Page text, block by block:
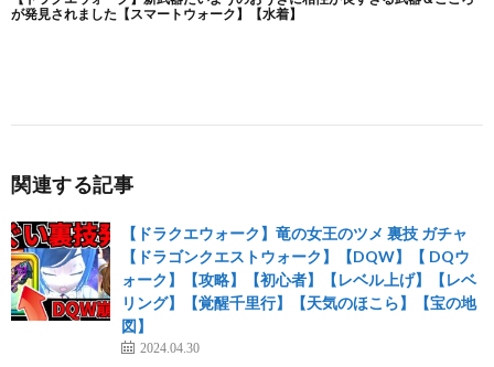
関連する記事
【ドラクエウォーク】竜の女王のツメ 裏技 ガチャ
【ドラゴンクエストウォーク】【DQW】【 DQウ
ォーク】【攻略】【初心者】【レベル上げ】【レベ
リング】【覚醒千里行】【天気のほこら】【宝の地
図】
2024.04.30